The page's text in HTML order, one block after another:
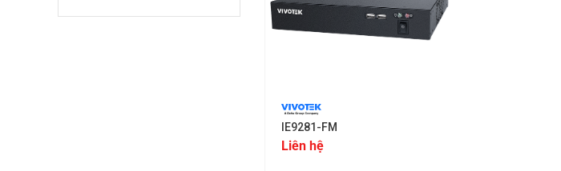
IE9281-FM
Liên hệ